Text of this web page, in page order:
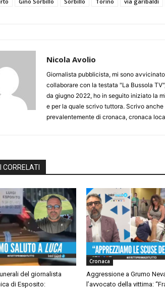
Nicola Avolio
Giornalista pubblicista, mi sono
collaborare con la testata "La Bussola
da giugno 2022, ho in seguito iniziato la
e per la quale scrivo tuttora. Scrivo
prevalentemente di cronaca, cronaca
CORRELATI
del giornalista
di Esposito:
Cronaca
Aggressione a Grumo
l’avvocato della vittima: